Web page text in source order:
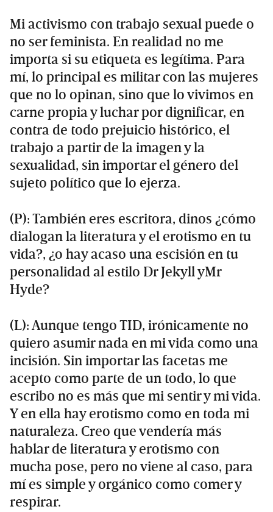
Mi activismo con trabajo sexual puede o
no ser feminista. En realidad no me
importa si su etiqueta es legítima. Para
mí, lo principal es militar con las mujeres
que no lo opinan, sino que lo vivimos en
carne propia y luchar por dignificar, en
contra de todo prejuicio histórico, el
trabajo a partir de la imagen y la
sexualidad, sin importar el género del
sujeto político que lo ejerza.
(P): También eres escritora, dinos ¿cómo
dialogan la literatura y el erotismo en tu
vida?, ¿o hay acaso una escisión en tu
personalidad al estilo Dr Jekyll yMr
Hyde?
(L): Aunque tengo TID, irónicamente no
quiero asumir nada en mi vida como una
incisión. Sin importar las facetas me
acepto como parte de un todo, lo que
escribo no es más que mi sentir y mi vida.
Y en ella hay erotismo como en toda mi
naturaleza. Creo que vendería más
hablar de literatura y erotismo con
mucha pose, pero no viene al caso, para
mí es simple y orgánico como comer y
respirar.